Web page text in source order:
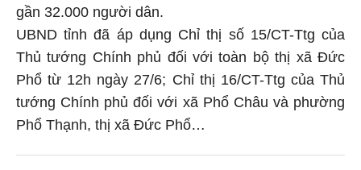
gần 32.000 người dân.
UBND tỉnh đã áp dụng Chỉ thị số 15/CT-Ttg của
Thủ tướng Chính phủ đối với toàn bộ thị xã Đức
Phổ từ 12h ngày 27/6; Chỉ thị 16/CT-Ttg của Thủ
tướng Chính phủ đối với xã Phổ Châu và phường
Phổ Thạnh, thị xã Đức Phổ…